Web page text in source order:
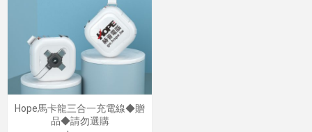
Hope馬卡龍三合一充電線◆贈
品◆請勿選購